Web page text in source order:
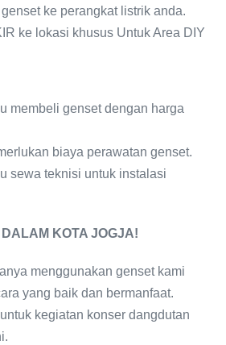
ke perangkat listrik anda.
ke lokasi khusus Untuk Area DIY
membeli genset dengan harga
biaya perawatan genset.
sewa teknisi untuk instalasi
KOTA JOGJA!
menggunakan genset kami
yang baik dan bermanfaat.
kegiatan konser dangdutan